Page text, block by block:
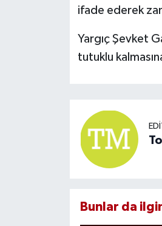
ifade ederek
Yargıç Şevket
tutuklu
Bunlar da